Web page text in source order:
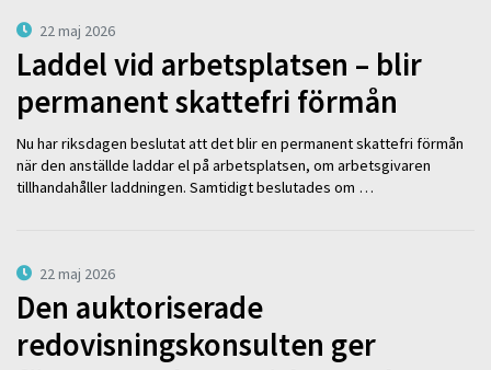
22 maj 2026
Laddel vid arbetsplatsen – blir
permanent skattefri förmån
Nu har riksdagen beslutat att det blir en permanent skattefri förmån
när den anställde laddar el på arbetsplatsen, om arbetsgivaren
tillhandahåller laddningen. Samtidigt beslutades om …
22 maj 2026
Den auktoriserade
redovisningskonsulten ger